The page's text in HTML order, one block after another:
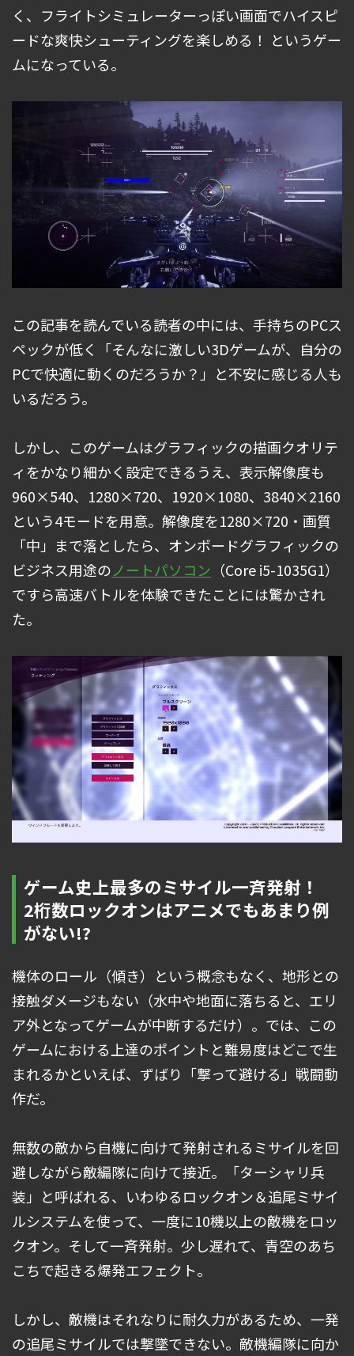
く、フライトシミュレーターっぽい画面でハイスピ
ードな爽快シューティングを楽しめる！ というゲー
ムになっている。
この記事を読んでいる読者の中には、手持ちのPCス
ペックが低く「そんなに激しい3Dゲームが、自分の
PCで快適に動くのだろうか？」と不安に感じる人も
いるだろう。
しかし、このゲームはグラフィックの描画クオリテ
ィをかなり細かく設定できるうえ、表示解像度も
960×540、1280×720、1920×1080、3840×2160
という4モードを用意。解像度を1280×720・画質
「中」まで落としたら、オンボードグラフィックの
ビジネス用途のノートパソコン （Core i5-1035G1）
ですら高速バトルを体験できたことには驚かされ
た。
ゲーム史上最多のミサイル一斉発射！
2桁数ロックオンはアニメでもあまり例
がない!?
機体のロール（傾き）という概念もなく、地形との
接触ダメージもない（水中や地面に落ちると、エリ
ア外となってゲームが中断するだけ）。では、この
ゲームにおける上達のポイントと難易度はどこで生
まれるかといえば、ずばり「撃って避ける」戦闘動
作だ。
無数の敵から自機に向けて発射されるミサイルを回
避しながら敵編隊に向けて接近。「ターシャリ兵
装」と呼ばれる、いわゆるロックオン＆追尾ミサイ
ルシステムを使って、一度に10機以上の敵機をロッ
クオン。そして一斉発射。少し遅れて、青空のあち
こちで起きる爆発エフェクト。
しかし、敵機はそれなりに耐久力があるため、一発
の追尾ミサイルでは撃墜できない。敵機編隊に向か